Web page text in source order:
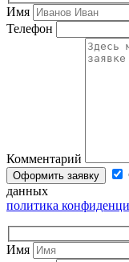
Имя
Телефон
Комментарий
данных
политика
Имя